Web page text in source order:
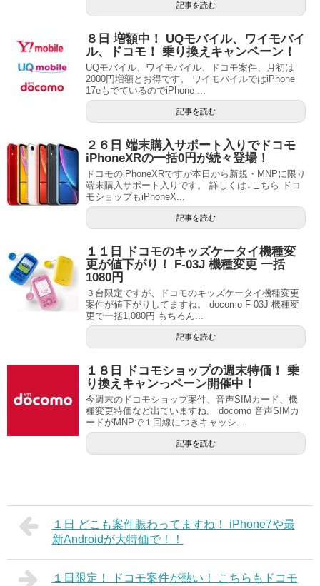
記事を読む
８日 増額中！ UQモバイル、ワイモバイ
ル、ドコモ！ 乗り換えキャンペーン！
UQモバイル、ワイモバイル、ドコモ案件、月初は
2000円増額とお得です。 ワイモバイルではiPhone
17eもでているのでiPhone ...
記事を読む
２６日 端末購入サポート入りでドコモ
iPhoneXRの一括0円が続々登場！
ドコモのiPhoneXRですが本日から新規・MNPに限り
端末購入サポート入りです。 詳しくは↓こちら ドコ
モショップもiPhoneX...
記事を読む
１１日 ドコモのキッズケータイ機種変
更が値下がり！ F-03J 機種変更 一括
1080円
３台限定ですが、ドコモのキッズケータイ機種変更
案件が値下がりしてますね。 docomo F-03J 機種変
更で一括1,080円 もちろん...
記事を読む
１８日 ドコモショップの週末特価！ 乗
り換えキャンっペーン開催中！
今週末のドコモショップ案件、音声SIMカード、機
種変更特価など出ていますね。 docomo 音声SIMカ
ードがMNPで１回線につきキャッシ...
記事を読む
１日 どこも案件賑わってますね！ iPhone7や最
新Androidが大特価で！！
１日限定！ ドコモ案件が熱い！ こちらもドコモ